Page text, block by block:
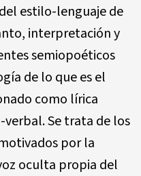
estilo-lenguaje de
interpretación y
semiopoéticos
de lo que es el
como lírica
Se trata de los
por la
oculta propia del